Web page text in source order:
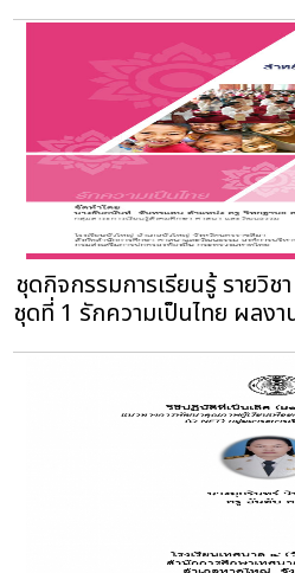
ชุดกิจกรรมการเรียนรู้ รายวิช
ชุดที่ 1 รักความเป็นไทย ผล